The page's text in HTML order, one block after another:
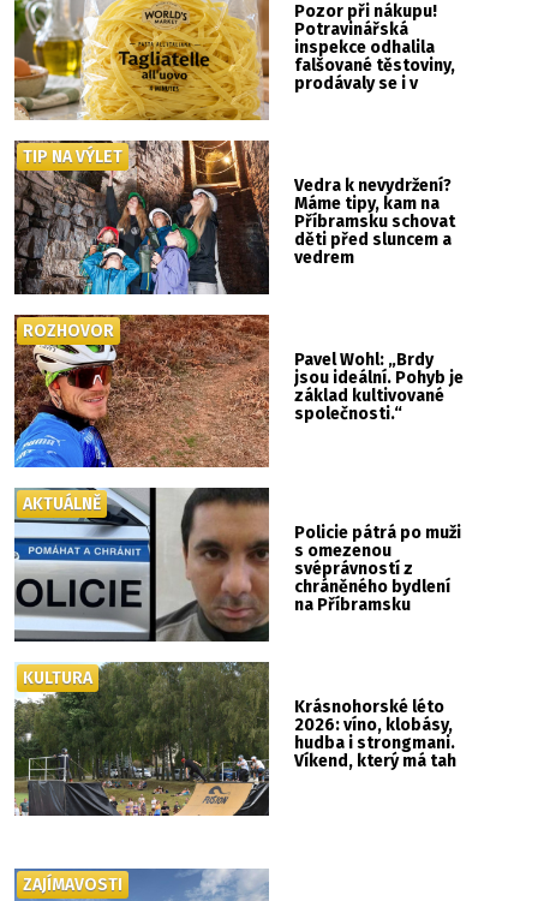
Pozor při nákupu!
Potravinářská
inspekce odhalila
falšované těstoviny,
prodávaly se i v
Vedra k nevydržení?
Máme tipy, kam na
Příbramsku schovat
děti před sluncem a
vedrem
TIP NA VÝLET
Pavel Wohl: „Brdy
jsou ideální. Pohyb je
základ kultivované
společnosti.“
ROZHOVOR
Policie pátrá po muži
s omezenou
svéprávností z
chráněného bydlení
na Příbramsku
AKTUÁLNĚ
Krásnohorské léto
2026: víno, klobásy,
hudba i strongmani.
Víkend, který má tah
KULTURA
ZAJÍMAVOSTI